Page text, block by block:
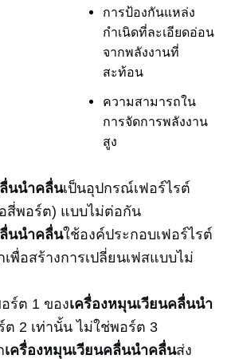
การป้องกันแหล่ง
กำเนิดที่ละเอียดอ่อน
จากพลังงานที่
สะท้อน
ความสามารถใน
การจัดการพลังงาน
สูง
นนำคลื่นเป็นอุปกรณ์เฟอร์ไรต์
สี่พอร์ต) แบบไม่ต่อกัน
นนำคลื่นใช้องค์ประกอบเฟอร์ไรต์
พื่อสร้างการเปลี่ยนเฟสแบบไม่
ร์ต 1 ของเครื่องหมุนเวียนคลื่นนำ
2 เท่านั้น ไม่ใช่พอร์ต 3
เครื่องหมุนเวียนคลื่นนำคลื่นส่ง